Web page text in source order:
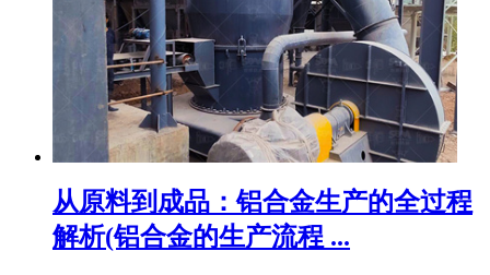
从原料到成品：铝合金生产的全过程
解析(铝合金的生产流程 ...